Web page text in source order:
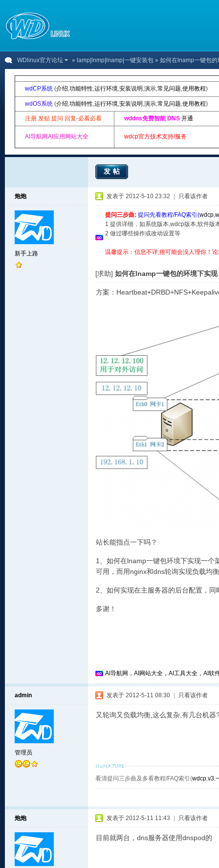
WDlinux官方论坛 » lamp|lnmp|lnamp|一键安装包 » 如何在lnamp一键包
wdCP系统 (介绍,功能特性,运行环境,安装说明 ,演示,常见问题,使用教程)
wdOS系统 (介绍,功能特性,运行环境,安装说明 ,演示,常见问题,使用教程)
注册 发贴 提问 回复-必看必看 wddns免费智能 DNS 开通
AI导航网AI应用网站大全 wdcp官方技术支持/服务
发帖
炮炮
新手上路
发表于 2012-5-10 23:32 只看该作者
提问三步曲: 提问先看教程/FAQ索引(wdcp,
1 提供详细，如系统版本,wdcp版本,软件版
2 做过哪些操作或改动设置等
温馨提示：信息不详,很可能会没人理你！
[求助] 如何在lnamp一键包的环境下实
方案：
站长能指点一下吗？
1、如何在lnamp一键包环境下实现一个
可用，而用nginx和dns轮询实现负载均
2、如何实现在主服务器的后台配置，同
多谢！
AI导航网，AI网站大全，AI工具大全，AI软
admin
管理员
发表于 2012-5-11 08:30 只看该作者
又轮询又负载均衡,这么复杂,有几台机器
看清提问三步曲及多看教程/FAQ索引(wdcp,v3,
炮炮 发表于 2012-5-11 11:43 只看该作者
目前就两台，dns服务器使用dnspod的